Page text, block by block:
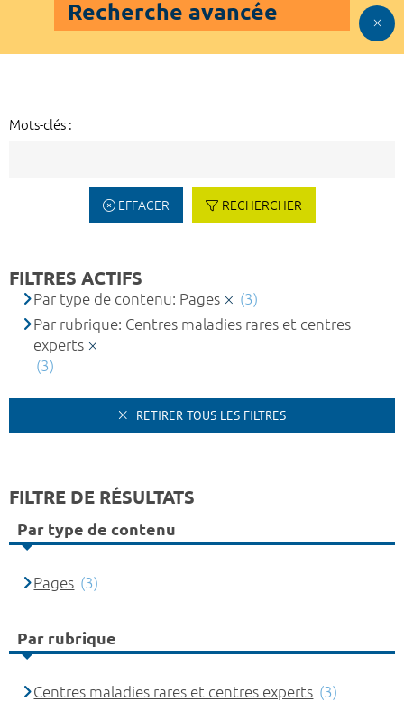
Recherche avancée
Mots-clés :
EFFACER RECHERCHER
FILTRES ACTIFS
Par type de contenu: Pages
(3)
Par rubrique: Centres maladies rares et centres
experts
(3)
RETIRER TOUS LES FILTRES
FILTRE DE RÉSULTATS
Par type de contenu
Pages (3)
Par rubrique
Centres maladies rares et centres experts (3)